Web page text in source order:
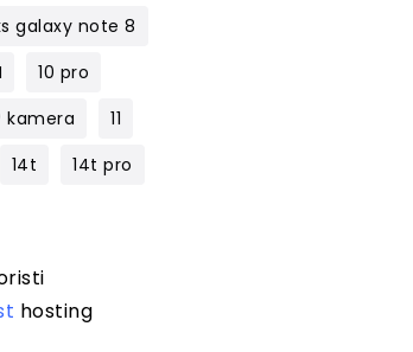
galaxy note 8
10 pro
kamera
11
14t 14t pro
hosting